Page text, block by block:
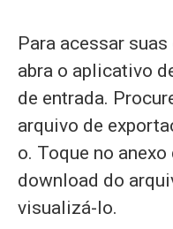
Para acessar
abra o aplicativo
de entrada.
arquivo de
o. Toque no
download do
visualizá-lo.